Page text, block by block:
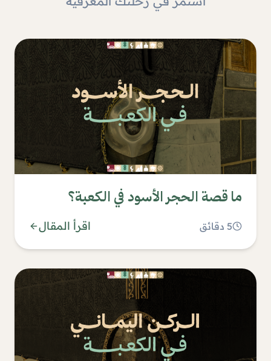
ما قصة الحجر الأسود في الكعبة؟
5 دقائق اقرأ المقال